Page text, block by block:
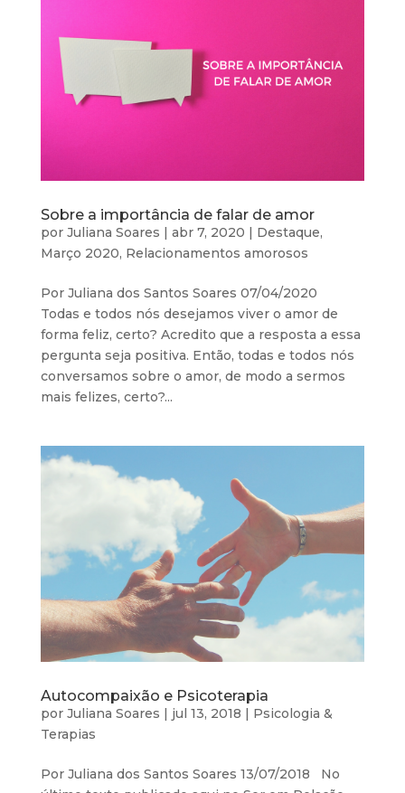
Sobre a importância de falar de amor
por Juliana Soares | abr 7, 2020 | Destaque,
Março 2020, Relacionamentos amorosos
Por Juliana dos Santos Soares 07/04/2020
Todas e todos nós desejamos viver o amor de
forma feliz, certo? Acredito que a resposta a essa
pergunta seja positiva. Então, todas e todos nós
conversamos sobre o amor, de modo a sermos
mais felizes, certo?...
Autocompaixão e Psicoterapia
por Juliana Soares | jul 13, 2018 | Psicologia &
Terapias
Por Juliana dos Santos Soares 13/07/2018 No